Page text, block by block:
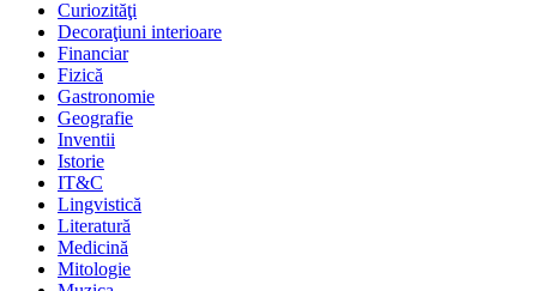
Curiozităţi
Decoraţiuni interioare
Financiar
Fizică
Gastronomie
Geografie
Inventii
Istorie
IT&C
Lingvistică
Literatură
Medicină
Mitologie